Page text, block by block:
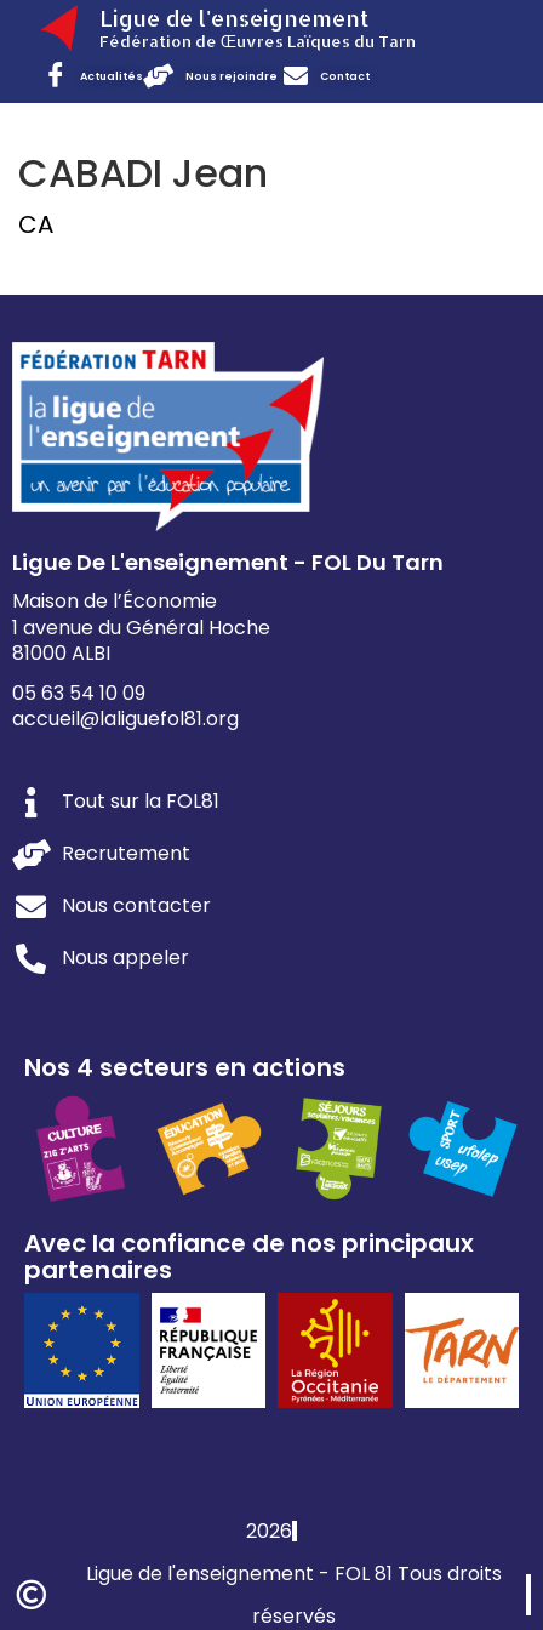
Ligue de l'enseignement
Fédération de Œuvres Laïques du Tarn
Actualités Nous rejoindre Contact
CABADI Jean
CA
Ligue De L'enseignement - FOL Du Tarn
Maison de l’Économie
1 avenue du Général Hoche
81000 ALBI
05 63 54 10 09
accueil@laliguefol81.org
Tout sur la FOL81
Recrutement
Nous contacter
Nous appeler
Nos 4 secteurs en actions
Avec la confiance de nos principaux
partenaires
2026
Ligue de l'enseignement - FOL 81 Tous droits
réservés